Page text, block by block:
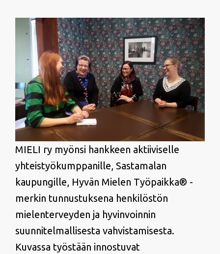
MIELI ry myönsi hankkeen aktiiviselle
yhteistyökumppanille, Sastamalan
kaupungille, Hyvän Mielen Työpaikka® -
merkin tunnustuksena henkilöstön
mielenterveyden ja hyvinvoinnin
suunnitelmallisesta vahvistamisesta.
Kuvassa työstään innostuvat